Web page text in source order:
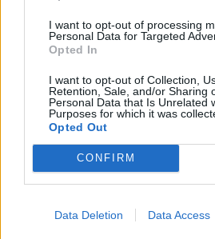
I want to opt-out of processing
Personal Data for Targeted
Opted In
I want to opt-out of Collection,
Retention, Sale, and/or Sharing
Personal Data that Is Unrelated
Purposes for which it was
Opted Out
CONFIRM
Data Deletion Data Access
04/10/2006
Palo del nigeriano nella
ancorain bilico la
Ritorno tra sei giorni
29/03/2006
Nigeriano di scuola Usa In